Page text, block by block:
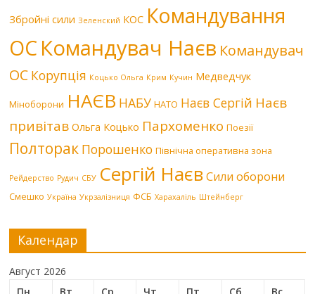
Збройні сили Зеленский КОС Командування
ОС Командувач Наєв Командувач
ОС Корупція Коцько Ольга Крим Кучин Медведчук
Міноборони НАЄВ НАБУ НАТО Наєв Сергій Наєв
привітав Ольга Коцько Пархоменко Поезії
Полторак Порошенко Північна оперативна зона
Рейдерство Рудич СБУ Сергій Наєв Сили оборони
Смешко Україна Укрзалізниця ФСБ Харахаліль Штейнберг
Календар
Август 2026